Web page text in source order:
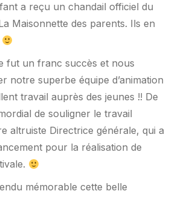
a reçu un chandail officiel du
Maisonnette des parents. Ils en
fut un franc succès et nous
notre superbe équipe d’animation
travail auprès des jeunes !! De
de souligner le travail
altruiste Directrice générale, qui a
pour la réalisation de
mémorable cette belle